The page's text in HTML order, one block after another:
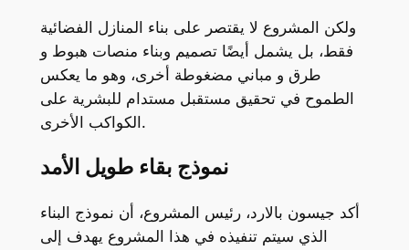
ولكن المشروع لا يقتصر على بناء المنازل الفضائية
فقط، بل يشمل أيضًا تصميم وبناء منصات هبوط و
طرق و مباني مضغوطة أخرى، وهو ما يعكس
الطموح في تحقيق مستقبل مستدام للبشرية على
الكواكب الأخرى.
نموذج بقاء طويل الأمد
أكد جيسون بالارد، رئيس المشروع، أن نموذج البناء
الذي سيتم تنفيذه في هذا المشروع يهدف إلى